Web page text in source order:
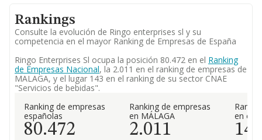
Rankings
Consulte la evolución de Ringo enterprises sl y su
competencia en el mayor Ranking de Empresas de España
Ringo Enterprises Sl ocupa la posición 80.472 en el Ranking
de Empresas Nacional, la 2.011 en el ranking de empresas de
MALAGA, y el lugar 143 en el ranking de su sector CNAE
"Servicios de bebidas".
Ranking de empresas
españolas
80.472
Ranking de empresas
en MÁLAGA
2.011
en el
143